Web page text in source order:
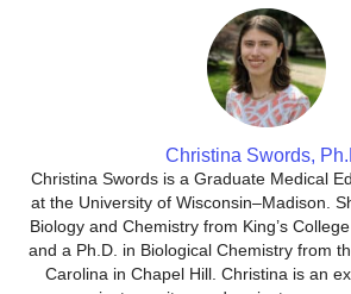
Christina Swords,
Christina Swords is a Graduate Medical
at the University of Wisconsin–Madison.
Biology and Chemistry from King’s
and a Ph.D. in Biological Chemistry from
Carolina in Chapel Hill. Christina is an